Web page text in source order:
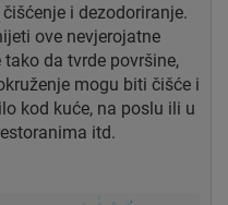
i dezodoriranje.
ove nevjerojatne
da tvrde površine,
mogu biti čišće i
kod kuće, na poslu ili u
itd.